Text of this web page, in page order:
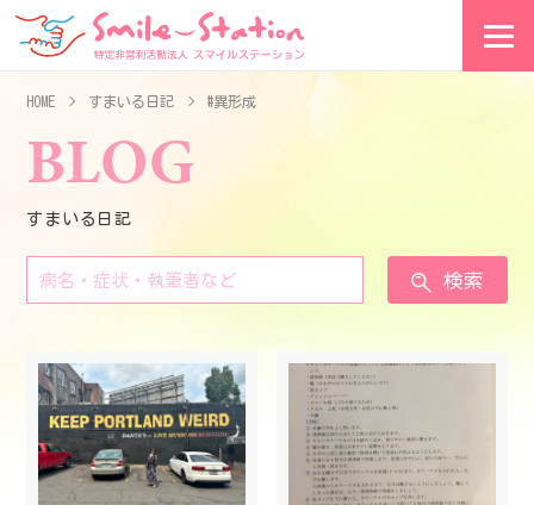
HOME すまいる日記 #異形成
BLOG
すまいる日記
検索